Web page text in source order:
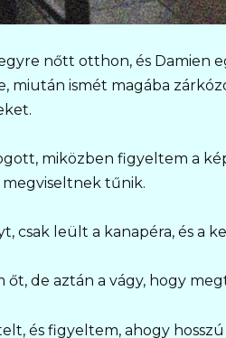
nőtt otthon, és Damien
miután ismét magába
miközben figyeltem a
tűnik.
csak leült a kanapéra, és a
őt, de aztán a vágy, hogy
és figyeltem, ahogy